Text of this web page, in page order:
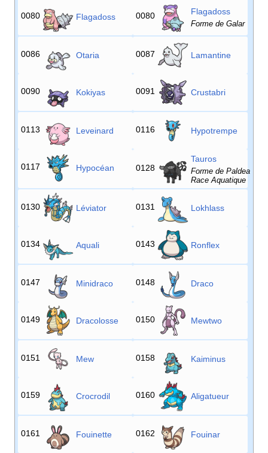
0080 Flagadoss 0080 Flagadoss
Forme de Galar
0086 Otaria 0087 Lamantine
0090 Kokiyas 0091 Crustabri
0113 Leveinard 0116 Hypotrempe
0117 Hypocéan 0128
Tauros
Forme de Paldea
Race Aquatique
0130 Léviator 0131 Lokhlass
0134 Aquali 0143 Ronflex
0147 Minidraco 0148 Draco
0149 Dracolosse 0150 Mewtwo
0151 Mew 0158 Kaiminus
0159 Crocrodil 0160 Aligatueur
0161 Fouinette 0162 Fouinar